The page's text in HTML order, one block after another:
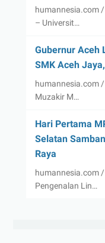
humannesia.com
– Universit…
Gubernur Aceh
SMK Aceh
humannesia.com /
Muzakir M…
Hari Pertama
Selatan
Raya
humannesia.com /
Pengenalan Lin…